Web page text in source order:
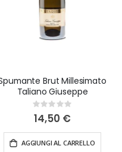
Brut Millesimato
Taliano Giuseppe
Rating:
0%
14,50 €
AGGIUNGI AL CARRELLO